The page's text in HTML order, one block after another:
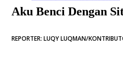
Aku Benci Dengan
REPORTER: LUQY LUQMAN/